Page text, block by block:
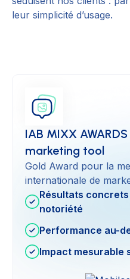
leur simplicité d’usage.
IAB MIXX
marketing tool
Gold Award pour la
internationale de
Résultats
notoriété
Performance au-
Impact mesurable